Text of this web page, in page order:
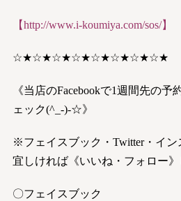
【http://www.i-koumiya.com/sos/】
☆★☆★☆★☆★☆★☆★☆★☆★
《当店のFacebookで1週間先の
ェック(^_-)-☆》
※フェイスブック・Twitter・イン
宜しければ《いいね・フォロー
〇フェイスブック